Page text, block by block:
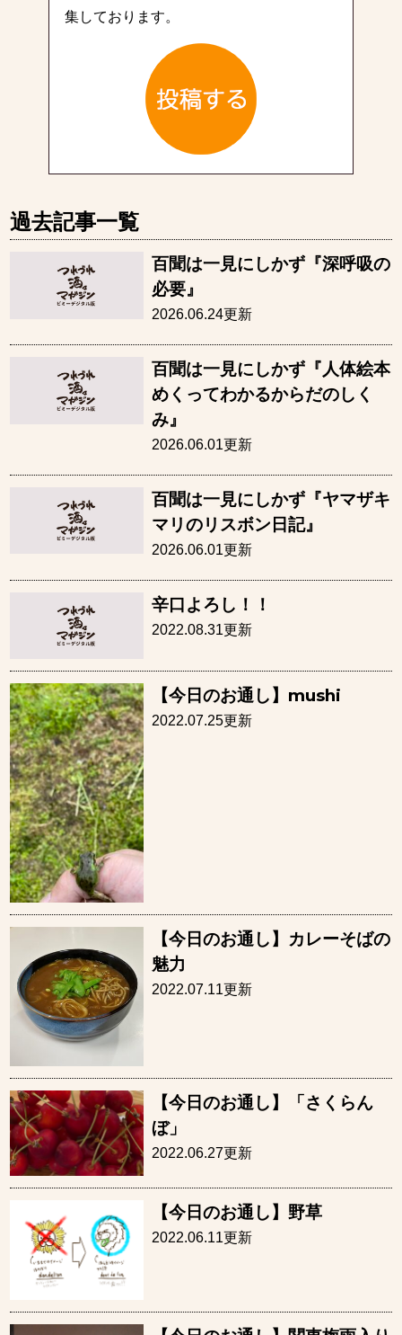
集しております。
過去記事一覧
百聞は一見にしかず『深呼吸の
必要』
2026.06.24更新
百聞は一見にしかず『人体絵本
めくってわかるからだのしく
み』
2026.06.01更新
百聞は一見にしかず『ヤマザキ
マリのリスボン日記』
2026.06.01更新
辛口よろし！！
2022.08.31更新
【今日のお通し】mushi
2022.07.25更新
【今日のお通し】カレーそばの
魅力
2022.07.11更新
【今日のお通し】「さくらん
ぼ」
2022.06.27更新
【今日のお通し】野草
2022.06.11更新